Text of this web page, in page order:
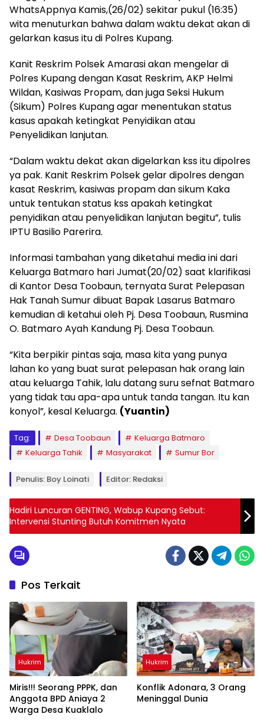
WhatsAppnya Kamis,(26/02) sekitar pukul (16:35)
wita menuturkan bahwa dalam waktu dekat akan di
gelarkan kasus itu di Polres Kupang.
Kanit Reskrim Polsek Amarasi akan mengelar di
Polres Kupang dengan Kasat Reskrim, AKP Helmi
Wildan, Kasiwas Propam, dan juga Seksi Hukum
(Sikum) Polres Kupang agar menentukan status
kasus apakah ketingkat Penyidikan atau
Penyelidikan lanjutan.
“Dalam waktu dekat akan digelarkan kss itu dipolres
ya pak. Kanit Reskrim Polsek gelar dipolres dengan
kasat Reskrim, kasiwas propam dan sikum Kaka
untuk tentukan status kss apakah ketingkat
penyidikan atau penyelidikan lanjutan begitu”, tulis
IPTU Basilio Parerira.
Informasi tambahan yang diketahui media ini dari
Keluarga Batmaro hari Jumat(20/02) saat klarifikasi
di Kantor Desa Toobaun, ternyata Surat Pelepasan
Hak Tanah Sumur dibuat Bapak Lasarus Batmaro
kemudian di ketahui oleh Pj. Desa Toobaun, Rusmina
O. Batmaro Ayah Kandung Pj. Desa Toobaun.
“Kita berpikir pintas saja, masa kita yang punya
lahan ko yang buat surat pelepasan hak orang lain
atau keluarga Tahik, lalu datang suru sefnat Batmaro
yang tidak tau apa-apa untuk tanda tangan. Itu kan
konyol”, kesal Keluarga. (Yuantin)
Tag: Desa Toobaun
Keluarga Batmaro
Keluarga Tahik
Masyarakat Sumur Bor
Penulis: Boy Loinati Editor: Redaksi
Hadiri Luncuran GENTING, Wabup Kupang Sebut:
Intervensi Stunting Butuh Komitmen Nyata
Pos Terkait
Hukrim
Miris!!! Seorang PPPK, dan
Anggota BPD Aniaya 2
Warga Desa Kuaklalo
Hukrim
Konflik Adonara, 3 Orang
Meninggal Dunia